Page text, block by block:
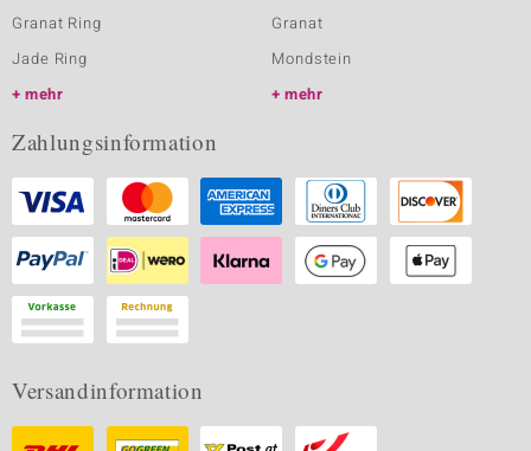
Granat Ring
Jade Ring
mehr
Granat
Mondstein
mehr
Zahlungsinformation
Versandinformation